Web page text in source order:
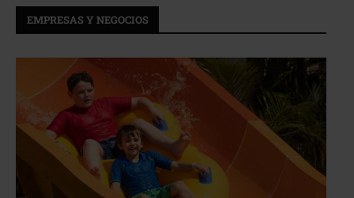
EMPRESAS Y NEGOCIOS